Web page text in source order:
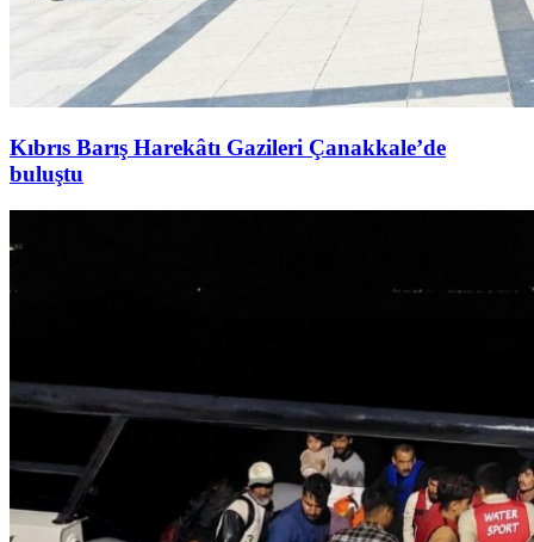
Kıbrıs Barış Harekâtı Gazileri Çanakkale’de
buluştu